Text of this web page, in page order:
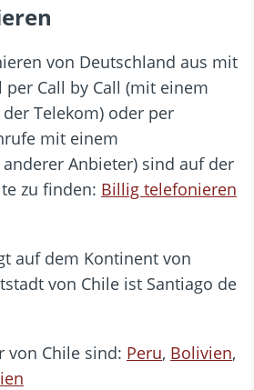
von Deutschland aus mit
Call by Call (mit einem
Telekom) oder per
mit einem
Anbieter) sind auf der
zu finden: Billig telefonieren
auf dem Kontinent von
von Chile ist Santiago de
von Chile sind: Peru, Bolivien,